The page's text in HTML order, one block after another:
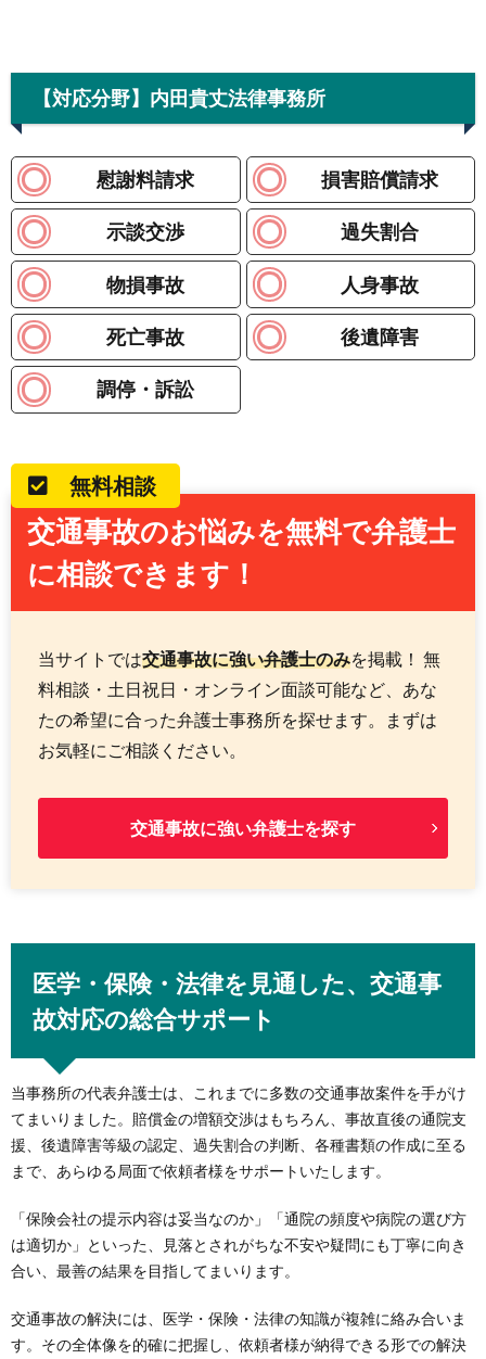
【対応分野】内田貴丈法律事務所
慰謝料請求 損害賠償請求
示談交渉 過失割合
物損事故 人身事故
死亡事故 後遺障害
調停・訴訟
無料相談
交通事故のお悩みを無料で弁護士
に相談できます！
当サイトでは交通事故に強い弁護士のみを掲載！ 無
料相談・土日祝日・オンライン面談可能など、あな
たの希望に合った弁護士事務所を探せます。まずは
お気軽にご相談ください。
交通事故に強い弁護士を探す
医学・保険・法律を見通した、交通事
故対応の総合サポート
当事務所の代表弁護士は、これまでに多数の交通事故案件を手がけ
てまいりました。賠償金の増額交渉はもちろん、事故直後の通院支
援、後遺障害等級の認定、過失割合の判断、各種書類の作成に至る
まで、あらゆる局面で依頼者様をサポートいたします。
「保険会社の提示内容は妥当なのか」「通院の頻度や病院の選び方
は適切か」といった、見落とされがちな不安や疑問にも丁寧に向き
合い、最善の結果を目指してまいります。
交通事故の解決には、医学・保険・法律の知識が複雑に絡み合いま
す。その全体像を的確に把握し、依頼者様が納得できる形での解決